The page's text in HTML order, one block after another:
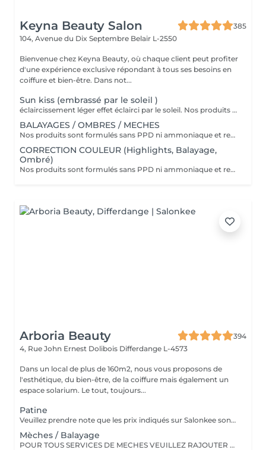
Keyna Beauty Salon
385
104, Avenue du Dix Septembre Belair L-2550
Bienvenue chez Keyna Beauty, où chaque client peut profiter
d'une expérience exclusive répondant à tous ses besoins en
coiffure et bien-être. Dans not...
Sun kiss (embrassé par le soleil )
éclaircissement léger effet éclairci par le soleil. Nos produits sont formulés sans PPD ni ammoniaque et renferment des ingrédients d'origine naturelle comme l'aloe vera, le miel, le beurre de karité et la grenade. VEUILLEZ SÉLECTIONNER LE COIFFAGE PAR LA SUITE DE VOTRE RÉSERVATION SVP
BALAYAGES / OMBRES / MECHES
Nos produits sont formulés sans PPD ni ammoniaque et renferment des ingrédients d'origine naturelle comme l'aloe vera, le miel, le beurre de karité et la grenade. VEUILLEZ SÉLECTIONNER LE COIFFAGE PAR LA SUITE DE VOTRE RÉSERVATION SVP
CORRECTION COULEUR (Highlights, Balayage,
Ombré)
Nos produits sont formulés sans PPD ni ammoniaque et renferment des ingrédients d'origine naturelle comme l'aloe vera, le miel, le beurre de karité et la grenade. VEUILLEZ SÉLECTIONNER LE COIFFAGE PAR LA SUITE DE VOTRE RÉSERVATION SVP
Arboria Beauty
394
4, Rue John Ernest Dolibois Differdange L-4573
Dans un local de plus de 160m2, nous vous proposons de
l'esthétique, du bien-être, de la coiffure mais également un
espace solarium. Le tout, toujours...
Patine
Veuillez prendre note que les prix indiqués sur Salonkee sont communiqués à titre informatif et s'entendent de base. Ces derniers sont susceptibles de varier selon le diagnostic réalisé à votre arrivée au salon et l'expertise du professionnel à qui vous confiez votre beauté. Dans tous les cas, un devis précis vous sera proposé et toutes réalisations de prestations seront effectuées avec votre accord. Un grand merci d'avance pour votre compréhension. Au plaisir de vous recevoir très vite.
Mèches / Balayage
POUR TOUS SERVICES DE MECHES VEUILLEZ RAJOUTER UN SERVICE PATINE DANS VOTRE PRISE DE RENDEZ-VOUS Les prix indiqués sur Salonkee sont communiqués à titre informatif et s'entendent de base. Ces derniers sont susceptibles de varier selon le diagnostic réalisé à votre arrivée au salon et l'expertise du professionnel à qui vous confiez votre beauté. Dans tous les cas, un devis précis vous sera proposé et toutes réalisations de prestations seront effectuées avec votre accord. Un grand merci d'avance pour votre compréhension. Au plaisir de vous recevoir très vite.